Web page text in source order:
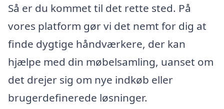
Så er du kommet til det rette sted. På
vores platform gør vi det nemt for dig at
finde dygtige håndværkere, der kan
hjælpe med din møbelsamling, uanset om
det drejer sig om nye indkøb eller
brugerdefinerede løsninger.